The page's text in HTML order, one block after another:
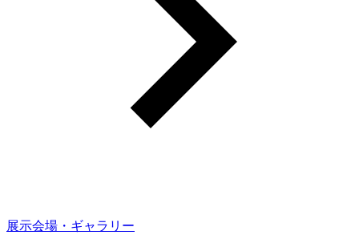
展示会場・ギャラリー